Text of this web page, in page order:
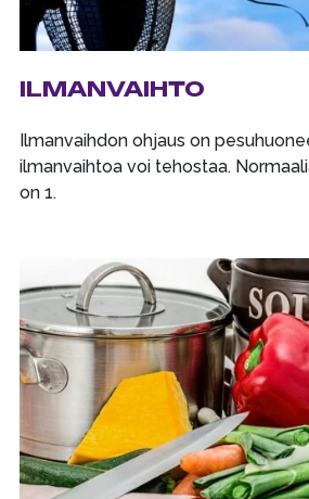
ILMANVAIHTO
Ilmanvaihdon ohjaus on
ilmanvaihtoa voi tehostaa.
on 1.